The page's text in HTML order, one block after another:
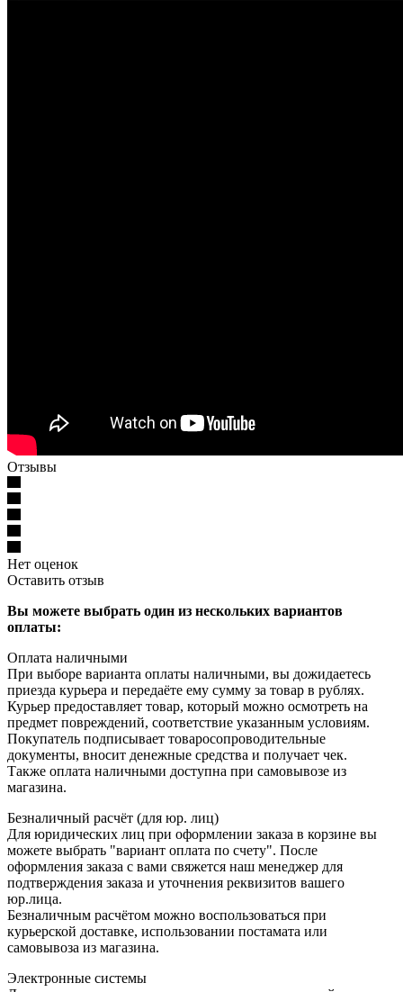
Отзывы
Нет оценок
Оставить отзыв
Вы можете выбрать один из нескольких вариантов
оплаты:
Оплата наличными
При выборе варианта оплаты наличными, вы дожидаетесь
приезда курьера и передаёте ему сумму за товар в рублях.
Курьер предоставляет товар, который можно осмотреть на
предмет повреждений, соответствие указанным условиям.
Покупатель подписывает товаросопроводительные
документы, вносит денежные средства и получает чек.
Также оплата наличными доступна при самовывозе из
магазина.
Безналичный расчёт (для юр. лиц)
Для юридических лиц при оформлении заказа в корзине вы
можете выбрать "вариант оплата по счету". После
оформления заказа с вами свяжется наш менеджер для
подтверждения заказа и уточнения реквизитов вашего
юр.лица.
Безналичным расчётом можно воспользоваться при
курьерской доставке, использовании постамата или
самовывоза из магазина.
Электронные системы